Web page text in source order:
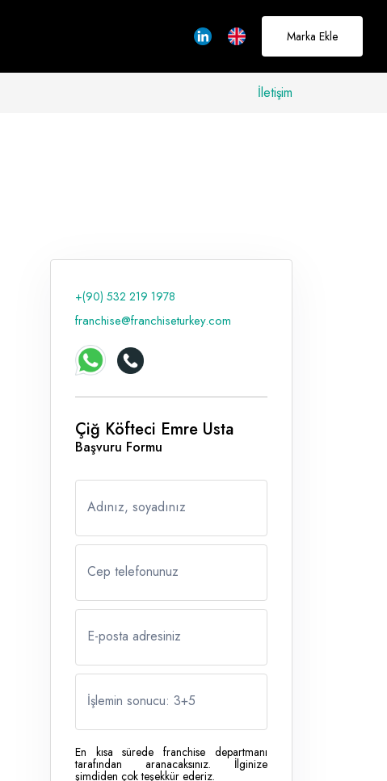
buradayız
Hakkımızda
Marka Ekle
İletişim
+(90) 532 219 1978
franchise@franchiseturkey.com
Çiğ Köfteci Emre Usta
Başvuru Formu
Adınız, soyadınız
Cep telefonunuz
E-posta adresiniz
İşlemin sonucu: 3+5
En kısa sürede franchise departmanı
tarafından aranacaksınız. İlginize
şimdiden çok teşekkür ederiz.